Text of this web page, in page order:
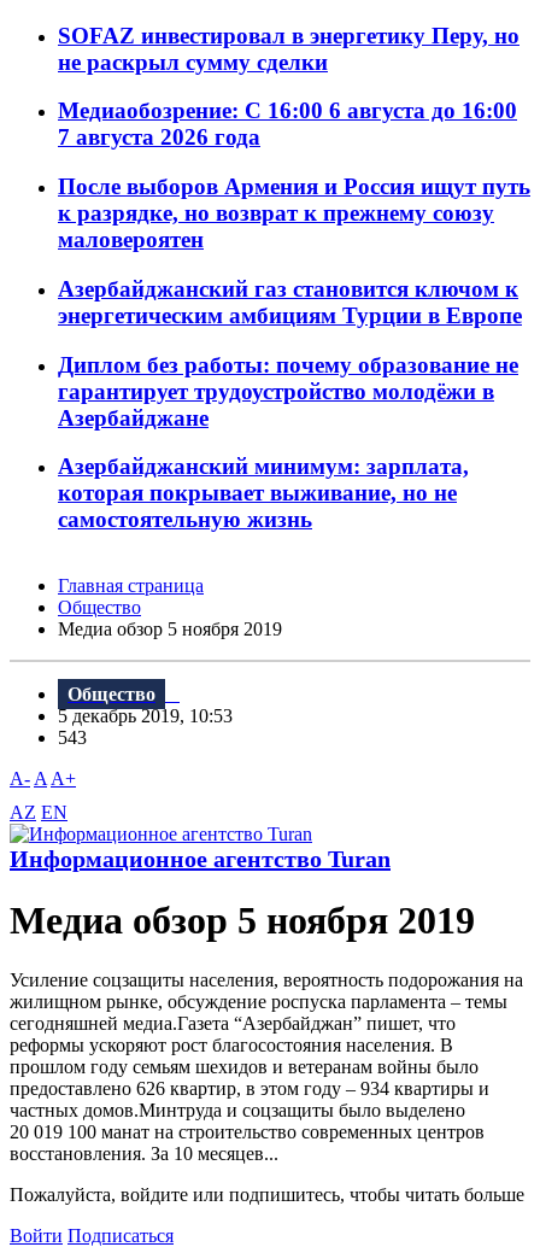
SOFAZ инвестировал в энергетику Перу, но
не раскрыл сумму сделки
Медиаобозрение: С 16:00 6 августа до 16:00
7 августа 2026 года
После выборов Армения и Россия ищут путь
к разрядке, но возврат к прежнему союзу
маловероятен
Азербайджанский газ становится ключом к
энергетическим амбициям Турции в Европе
Диплом без работы: почему образование не
гарантирует трудоустройство молодёжи в
Азербайджане
Азербайджанский минимум: зарплата,
которая покрывает выживание, но не
самостоятельную жизнь
Главная страница
Общество
Meдиа обзор 5 ноября 2019
Общество
5 декабрь 2019, 10:53
543
A- A A+
AZ EN
Информационное агентство Turan
Meдиа обзор 5 ноября 2019
Усиление соцзащиты населения, вероятность подорожания на
жилищном рынке, обсуждение роспуска парламента – темы
сегодняшней медиа.Газета “Aзербайджан” пишет, что
реформы ускоряют рост благосостояния населения. В
прошлом году семьям шехидов и ветеранам войны было
предоставлено 626 квартир, в этом году – 934 квартиры и
частных домов.Минтруда и соцзащиты было выделено
20 019 100 манат на строительство современных центров
восстановления. За 10 месяцев...
Пожалуйста, войдите или подпишитесь, чтобы читать больше
Войти Подписаться